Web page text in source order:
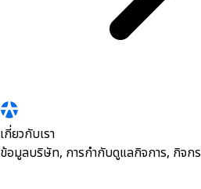
เกี่ยวกับเรา
ข้อมูลบริษัท, การกำกับดูแลกิจการ, กิจก